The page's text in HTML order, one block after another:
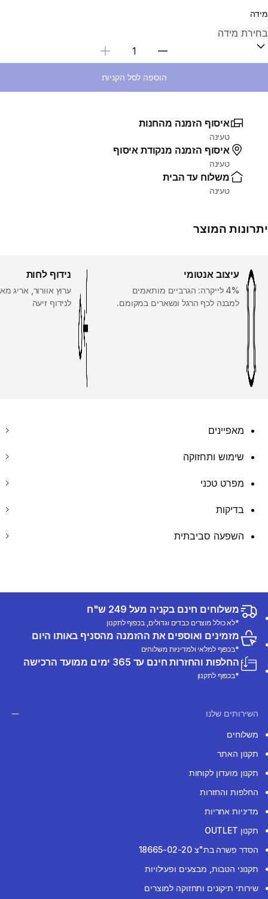
מידה
בחירת כמות
הוספה לסל הקניות
איסוף הזמנה מהחנות
טעינה
איסוף הזמנה מנקודת איסוף
טעינה
משלוח עד הבית
טעינה
יתרונות המוצר
עיצוב אנטומי
‎4% לייקרה: הגרביים מותאמים
למבנה לכף הרגל ונשארים במקומם.
נידוף לחות
ערוץ אוורור, אריג
לנידוף זיעה
מאפיינים
שימוש ותחזוקה
מפרט טכני
בדיקות
השפעה סביבתית
משלוחים חינם בקניה מעל 249 ש"ח
*לא כולל מוצרים כבדים וגדולים, בכפוף לתקנון
מזמינים ואוספים את ההזמנה מהסניף באותו היום
*בכפוף למלאי ולמדיניות משלוחים
החלפות והחזרות חינם עד 365 ימים ממועד הרכישה
*בכפוף לתקנון
השירותים שלנו
משלוחים
תקנון האתר
תקנון מועדון לקוחות
החלפות והחזרות
מדיניות אחריות
תקנון OUTLET
הסדר פשרה בת"צ 18665-02-20
תקנוני הטבות, מבצעים ופעילויות
שירותי תיקונים ותחזוקה למוצרים